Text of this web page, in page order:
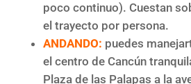
poco continuo). Cuestan
el trayecto por persona.
ANDANDO: puedes
el centro de Cancún
Plaza de las Palapas a la